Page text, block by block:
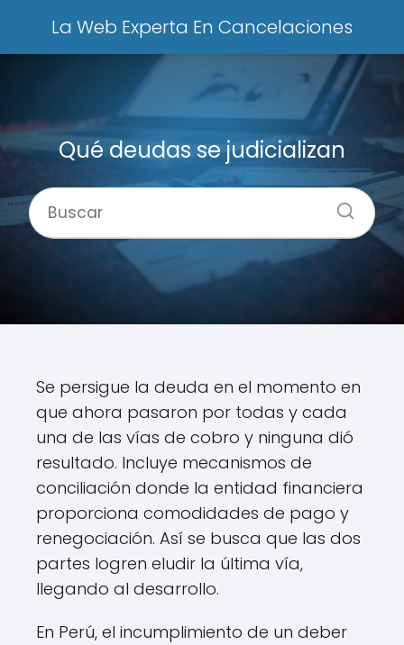
La Web Experta En Cancelaciones
Qué deudas se judicializan
Se persigue la deuda en el momento en
que ahora pasaron por todas y cada
una de las vías de cobro y ninguna dió
resultado. Incluye mecanismos de
conciliación donde la entidad financiera
proporciona comodidades de pago y
renegociación. Así se busca que las dos
partes logren eludir la última vía,
llegando al desarrollo.
En Perú, el incumplimiento de un deber